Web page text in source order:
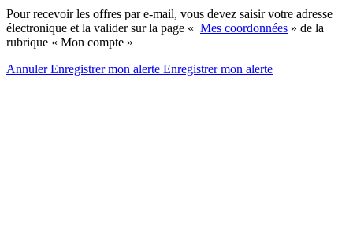
Pour recevoir les offres par e-mail, vous devez saisir votre adresse
électronique et la valider sur la page « Mes coordonnées » de la
rubrique « Mon compte »
AnnulerEnregistrer mon alerte Enregistrermon alerte